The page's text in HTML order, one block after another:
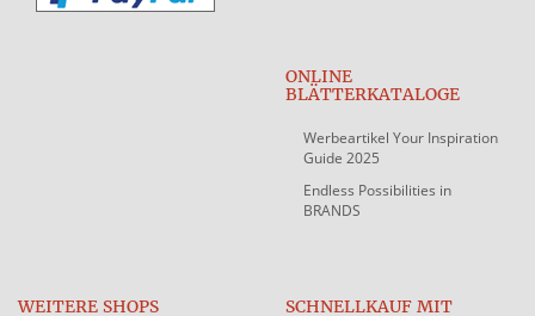
ONLINE
BLÄTTERKATALOGE
Werbeartikel Your Inspiration
Guide 2025
Endless Possibilities in
BRANDS
WEITERE SHOPS
SCHNELLKAUF MIT